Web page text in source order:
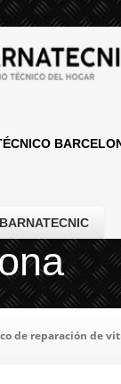
de reparación de